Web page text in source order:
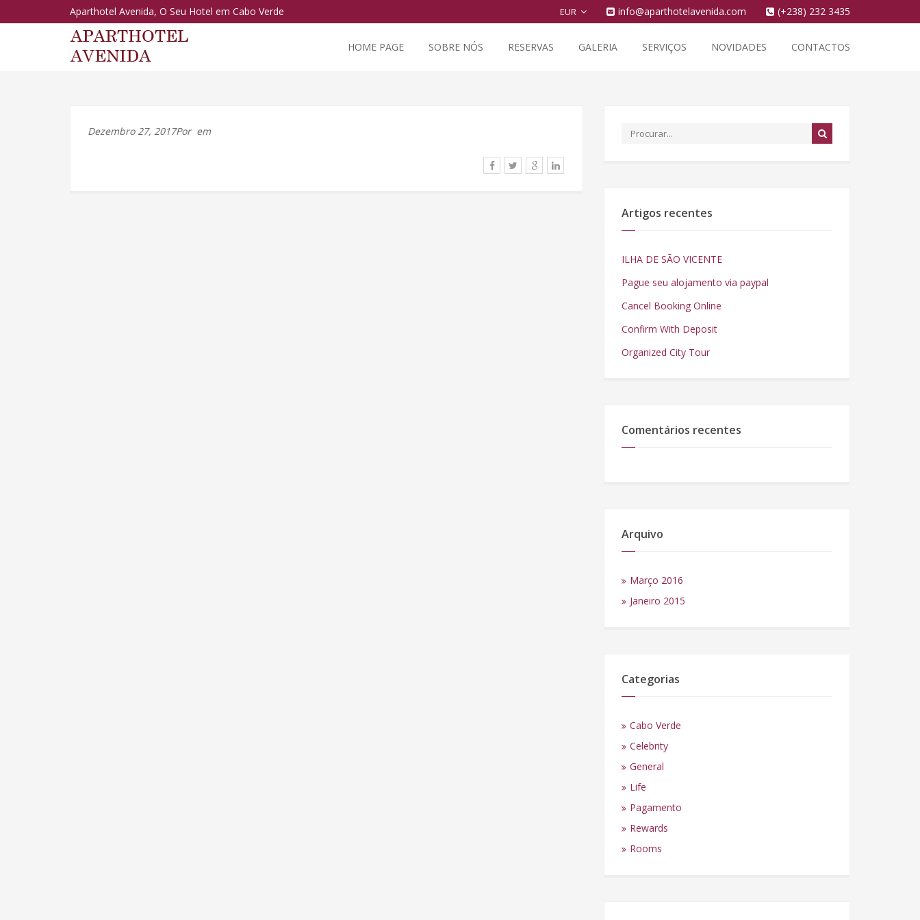
Aparthotel Avenida, O Seu Hotel em Cabo Verde EUR info@aparthotelavenida.com (+238) 232 3435
HOME PAGE SOBRE NÓS RESERVAS GALERIA SERVIÇOS NOVIDADES CONTACTOS
Dezembro 27, 2017Por em
Artigos recentes
ILHA DE SÃO VICENTE
Pague seu alojamento via paypal
Cancel Booking Online
Confirm With Deposit
Organized City Tour
Comentários recentes
Arquivo
Março 2016
Janeiro 2015
Categorias
Cabo Verde
Celebrity
General
Life
Pagamento
Rewards
Rooms